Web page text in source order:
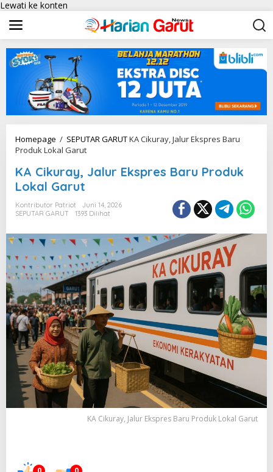
Lewati ke konten
Homepage / SEPUTAR GARUTKA Cikuray, Jalur Ekspres Baru
Produk Lokal Garut
KA Cikuray, Jalur Ekspres Baru Produk
Lokal Garut
Kontributor Patriot
Juni 14, 2026
SEPUTAR GARUT
1393 Dilihat
KA Cikuray, Jalur Ekspres Baru Produk Lokal Garut